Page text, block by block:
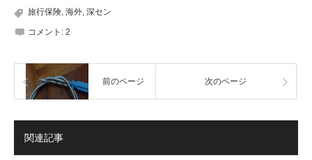
旅行保険, 海外, 深セン
コメント: 2
前のページ 次のページ
関連記事